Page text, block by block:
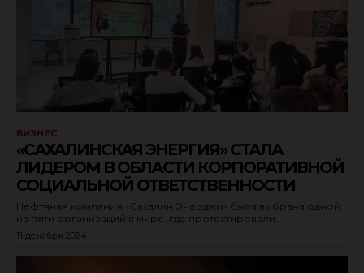
БИЗНЕС
«САХАЛИНСКАЯ ЭНЕРГИЯ» СТАЛА
ЛИДЕРОМ В ОБЛАСТИ КОРПОРАТИВНОЙ
СОЦИАЛЬНОЙ ОТВЕТСТВЕННОСТИ
Нефтяная компания «Сахалин Энерджи» была выбрана одной
из пяти организаций в мире, где протестировали...
11 декабря 2024